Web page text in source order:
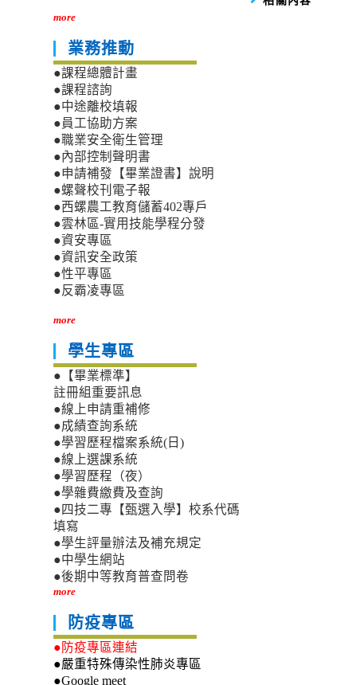
more
業務推動
●課程總體計畫
●課程諮詢
●中途離校填報
●員工協助方案
●職業安全衛生管理
●內部控制聲明書
●申請補發【畢業證書】說明
●螺聲校刊電子報
●西螺農工教育儲蓄402專戶
●雲林區-實用技能學程分發
●資安專區
●資訊安全政策
●性平專區
●反霸凌專區
more
學生專區
●【畢業標準】
註冊組重要訊息
●線上申請重補修
●成績查詢系統
●學習歷程檔案系統(日)
●線上選課系統
●學習歷程（夜）
●學雜費繳費及查詢
●四技二專【甄選入學】校系代碼
填寫
●學生評量辦法及補充規定
●中學生網站
●後期中等教育普查問卷
more
防疫專區
●防疫專區連結
●嚴重特殊傳染性肺炎專區
●Google meet